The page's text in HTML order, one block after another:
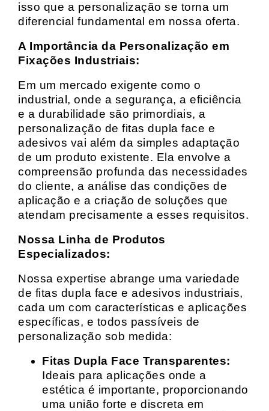
isso que a personalização se torna um
diferencial fundamental em nossa oferta.
A Importância da Personalização em
Fixações Industriais:
Em um mercado exigente como o
industrial, onde a segurança, a eficiência
e a durabilidade são primordiais, a
personalização de fitas dupla face e
adesivos vai além da simples adaptação
de um produto existente. Ela envolve a
compreensão profunda das necessidades
do cliente, a análise das condições de
aplicação e a criação de soluções que
atendam precisamente a esses requisitos.
Nossa Linha de Produtos
Especializados:
Nossa expertise abrange uma variedade
de fitas dupla face e adesivos industriais,
cada um com características e aplicações
específicas, e todos passíveis de
personalização sob medida:
Fitas Dupla Face Transparentes:
Ideais para aplicações onde a
estética é importante, proporcionando
uma união forte e discreta em